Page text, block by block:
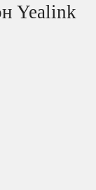
Yealink